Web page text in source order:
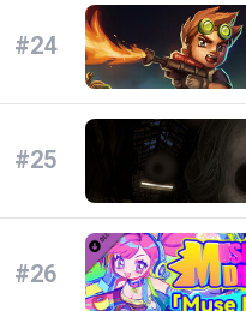
#24
#25
#26